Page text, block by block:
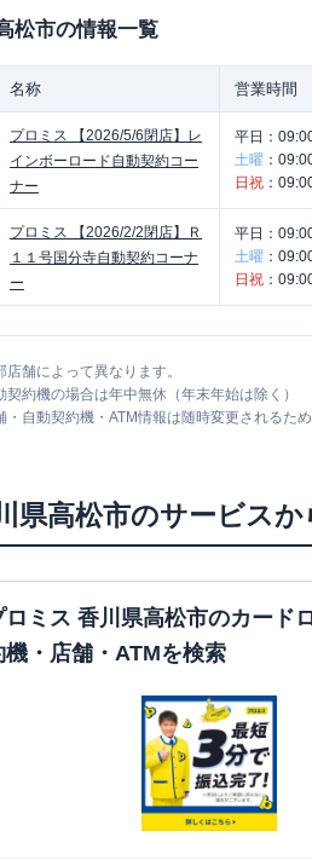
松市の情報一覧
名称 営業時間
プロミス
【2026/5/6閉店】レ
インボーロード自動契約コー
ナー
平日：
土曜 ：
日祝 ：
プロミス
【2026/2/2閉店】Ｒ
１１号国分寺自動契約コーナ
ー
平日：
土曜 ：
日祝 ：
店舗によって異なります。
契約機の場合は年中無休（年末年始は除く）
・自動契約機・ATM情報は随時変更されるた
県高松市のサービスか
ロミス 香川県高松市のカード
機・店舗・ATMを検索